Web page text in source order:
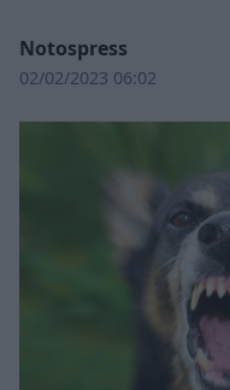
Notospress
02/02/2023 06:02